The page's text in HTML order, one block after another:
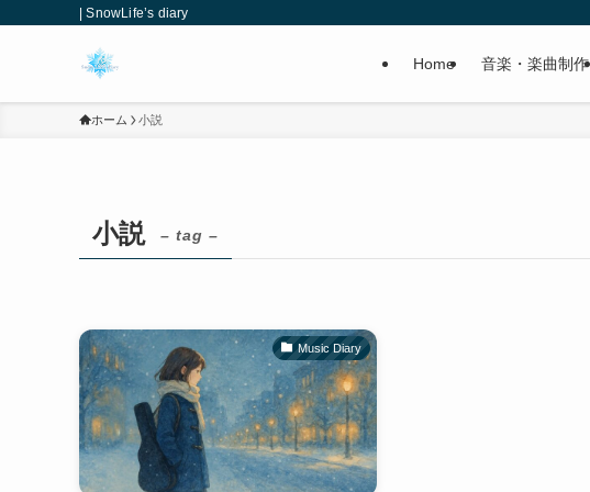
| SnowLife’s diary
Home 音楽・楽曲制作
ホーム 小説
小説 – tag –
Music Diary